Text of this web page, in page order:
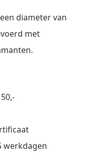
diameter van
met
werkdagen